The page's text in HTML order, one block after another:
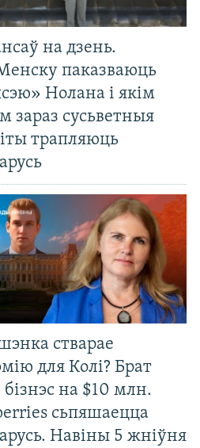
на дзень.
паказваюць
Нолана і якім
зараз сусьветныя
трапляюць
стварае
для Колі? Брат
бізнэс на $10 млн.
сьпяшаецца
Навіны 5 жніўня